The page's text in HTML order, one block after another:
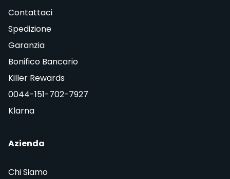
Contattaci
Spedizione
Garanzia
Bonifico Bancario
Killer Rewards
0044-151-702-7927
Klarna
Azienda
Chi Siamo